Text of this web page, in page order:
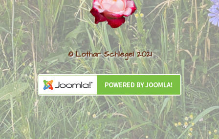
© Lothar Schlegel 2021